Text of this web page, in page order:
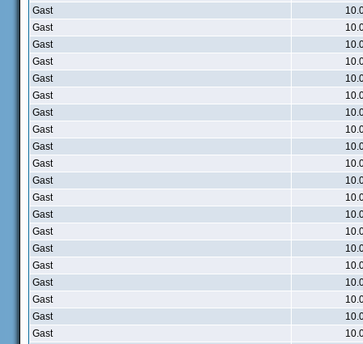
Gast
Gast
Gast
Gast
Gast
Gast
Gast
Gast
Gast
Gast
Gast
Gast
Gast
Gast
Gast
Gast
Gast
Gast
Gast
Gast